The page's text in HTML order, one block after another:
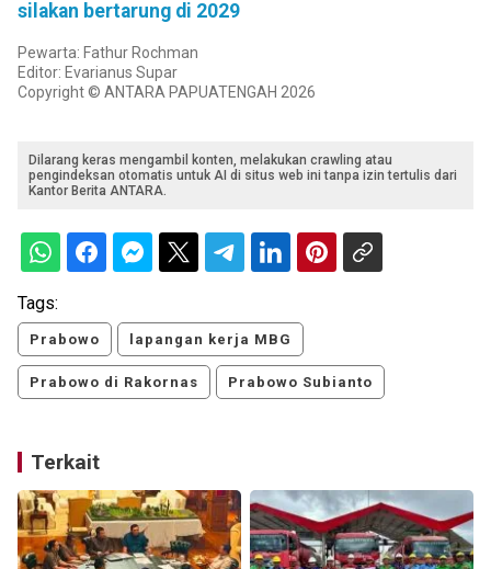
silakan bertarung di 2029
Pewarta: Fathur Rochman
Editor: Evarianus Supar
Copyright © ANTARA PAPUATENGAH 2026
Dilarang keras mengambil konten, melakukan crawling atau
pengindeksan otomatis untuk AI di situs web ini tanpa izin tertulis dari
Kantor Berita ANTARA.
Tags:
Prabowo lapangan kerja MBG
Prabowo di Rakornas Prabowo Subianto
Terkait